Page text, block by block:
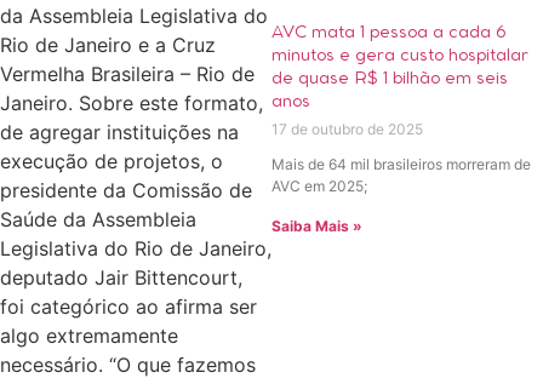
da Assembleia Legislativa do
Rio de Janeiro e a Cruz
Vermelha Brasileira – Rio de
Janeiro. Sobre este formato,
de agregar instituições na
execução de projetos, o
presidente da Comissão de
Saúde da Assembleia
Legislativa do Rio de Janeiro,
deputado Jair Bittencourt,
foi categórico ao afirma ser
algo extremamente
necessário. “O que fazemos
AVC mata 1 pessoa a cada 6
minutos e gera custo hospitalar
de quase R$ 1 bilhão em seis
anos
17 de outubro de 2025
Mais de 64 mil brasileiros morreram de
AVC em 2025;
Saiba Mais »